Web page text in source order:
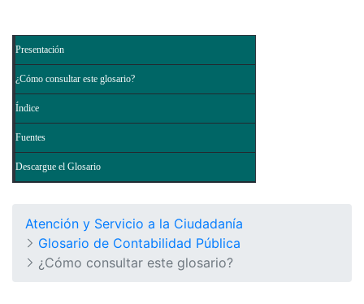
Presentación
¿Cómo consultar este glosario?
Índice
Fuentes
Descargue el Glosario
Atención y Servicio a la Ciudadanía
Glosario de Contabilidad Pública
¿Cómo consultar este glosario?